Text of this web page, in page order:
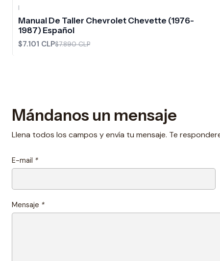
|
Manual De Taller Chevrolet Chevette (1976-
1987) Español
$7.101 CLP$7.890 CLP
Mándanos un mensaje
Llena todos los campos y envía tu mensaje. Te
E-mail *
Mensaje *